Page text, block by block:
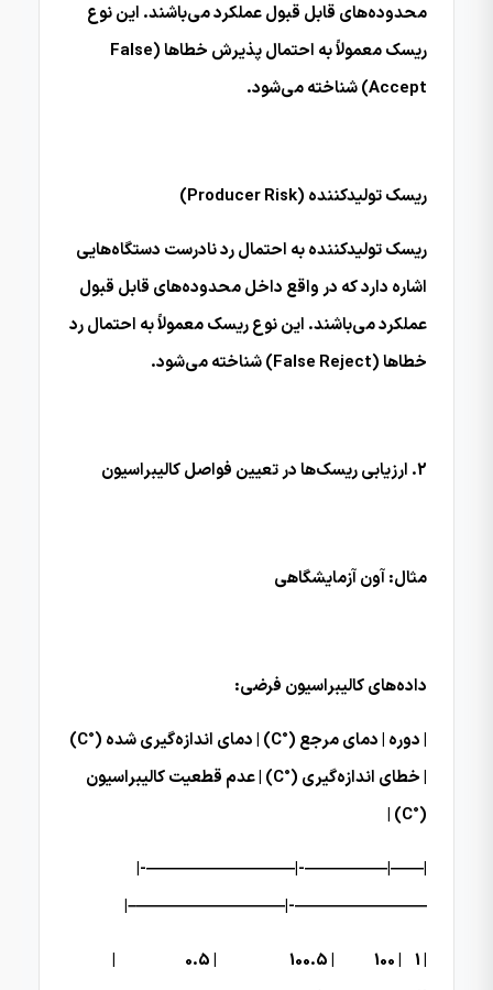
محدوده‌های قابل قبول عملکرد می‌باشند. این نوع
ریسک معمولاً به احتمال پذیرش خطاها (False
Accept) شناخته می‌شود.
ریسک تولیدکننده (Producer Risk)
ریسک تولیدکننده به احتمال رد نادرست دستگاه‌هایی
اشاره دارد که در واقع داخل محدوده‌های قابل قبول
عملکرد می‌باشند. این نوع ریسک معمولاً به احتمال رد
خطاها (False Reject) شناخته می‌شود.
2. ارزیابی ریسک‌ها در تعیین فواصل کالیبراسیون
مثال: آون آزمایشگاهی
داده‌های کالیبراسیون فرضی:
| دوره | دمای مرجع (°C) | دمای اندازه‌گیری شده (°C)
| خطای اندازه‌گیری (°C) | عدم قطعیت کالیبراسیون
(°C) |
|——|—————-|—————————-|
————————-|—————————–|
| 1 | 100 | 100.5 | 0.5 |